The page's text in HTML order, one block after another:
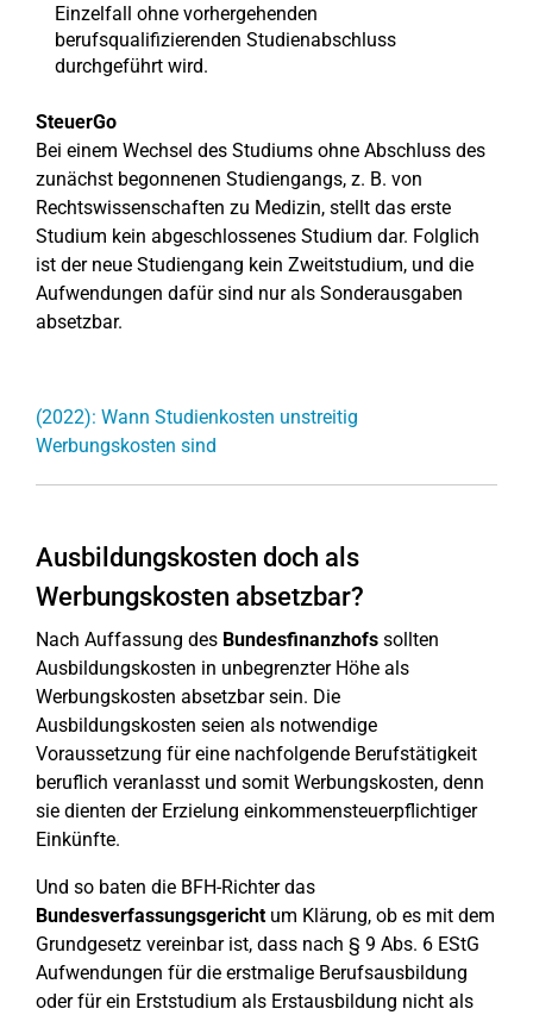
Einzelfall ohne vorhergehenden
berufsqualifizierenden Studienabschluss
durchgeführt wird.
SteuerGo
Bei einem Wechsel des Studiums ohne Abschluss des
zunächst begonnenen Studiengangs, z. B. von
Rechtswissenschaften zu Medizin, stellt das erste
Studium kein abgeschlossenes Studium dar. Folglich
ist der neue Studiengang kein Zweitstudium, und die
Aufwendungen dafür sind nur als Sonderausgaben
absetzbar.
(2022): Wann Studienkosten unstreitig
Werbungskosten sind
Ausbildungskosten doch als
Werbungskosten absetzbar?
Nach Auffassung des Bundesfinanzhofs sollten
Ausbildungskosten in unbegrenzter Höhe als
Werbungskosten absetzbar sein. Die
Ausbildungskosten seien als notwendige
Voraussetzung für eine nachfolgende Berufstätigkeit
beruflich veranlasst und somit Werbungskosten, denn
sie dienten der Erzielung einkommensteuerpflichtiger
Einkünfte.
Und so baten die BFH-Richter das
Bundesverfassungsgerichtum Klärung, ob es mit dem
Grundgesetz vereinbar ist, dass nach § 9 Abs. 6 EStG
Aufwendungen für die erstmalige Berufsausbildung
oder für ein Erststudium als Erstausbildung nicht als